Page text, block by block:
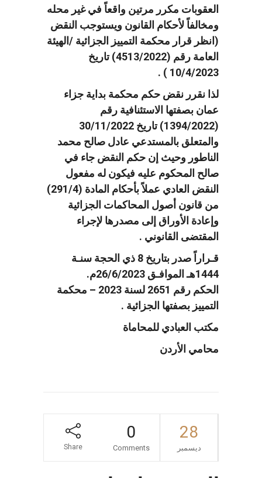
العقوبات مكرر مرتين واقعاً في غير محله
ومخالفاً لأحكام القانون ويستوجب النقض
(انظر قرار محكمة التمييز الجزائية /الهيئة
العامة رقم (4513/2022) تاريخ
10/4/2023 ) .
لذا نقرر نقض حكم محكمة بداية جزاء
عمان بصفتها الاستئنافية رقم
(1394/2022) تاريخ 30/11/2022
والمتعلق بالمستدعي عادل صالح محمد
الناطور وحيث إن حكم النقض جاء في
صالح المحكوم عليه فيكون له مفعول
النقض العادي عملاً بأحكام المادة (291/4)
من قانون أصول المحاكمات الجزائية
وإعادة الأوراق إلى مصدرها لإجراء
المقتضى القانوني .
قـراراً صدر بتاريخ 8 ذي الحجة سنـة
1444هـ الموافـق 26/6/2023م.
الحكم رقم 2651 لسنة 2023 – محكمة
التمييز بصفتها الجزائية .
مكتب العبادي للمحاماة
محامي الأردن
28
ديسمبر
0
Comments
Share